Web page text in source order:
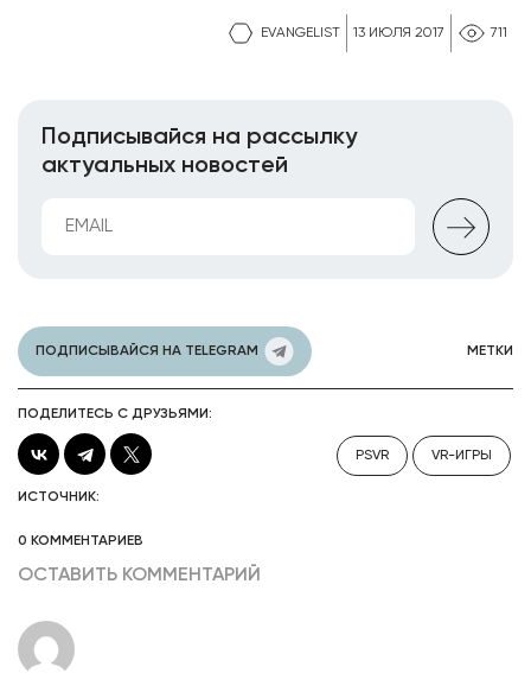
EVANGELIST 13 ИЮЛЯ 2017 711
Подписывайся на рассылку
актуальных новостей
ПОДПИСЫВАЙСЯ НА TELEGRAM МЕТКИ
ПОДЕЛИТЕСЬ С ДРУЗЬЯМИ:
PSVR VR-ИГРЫ
ИСТОЧНИК:
0 КОММЕНТАРИЕВ
ОСТАВИТЬ КОММЕНТАРИЙ